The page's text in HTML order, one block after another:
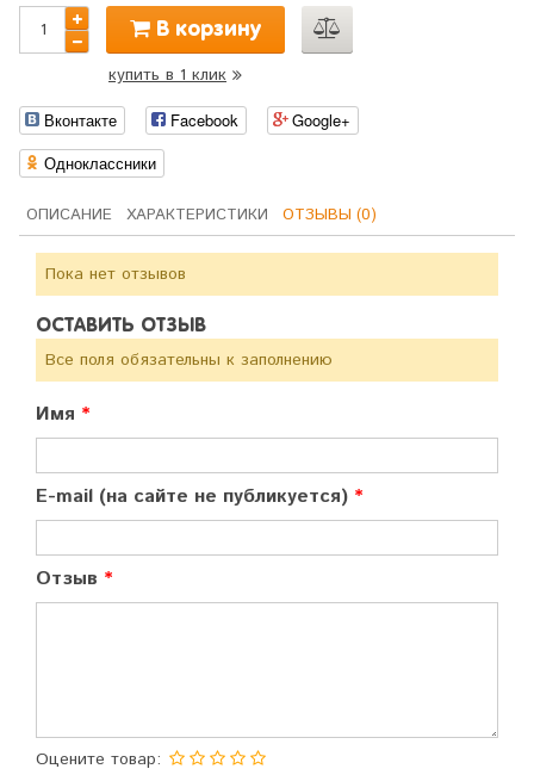
В корзину
купить в 1 клик
Вконтакте Facebook
Google+
Одноклассники
ОПИСАНИЕ ХАРАКТЕРИСТИКИ ОТЗЫВЫ (0)
Пока нет отзывов
ОСТАВИТЬ ОТЗЫВ
Все поля обязательны к заполнению
Имя
E-mail (на сайте не публикуется)
Отзыв
Оцените товар: